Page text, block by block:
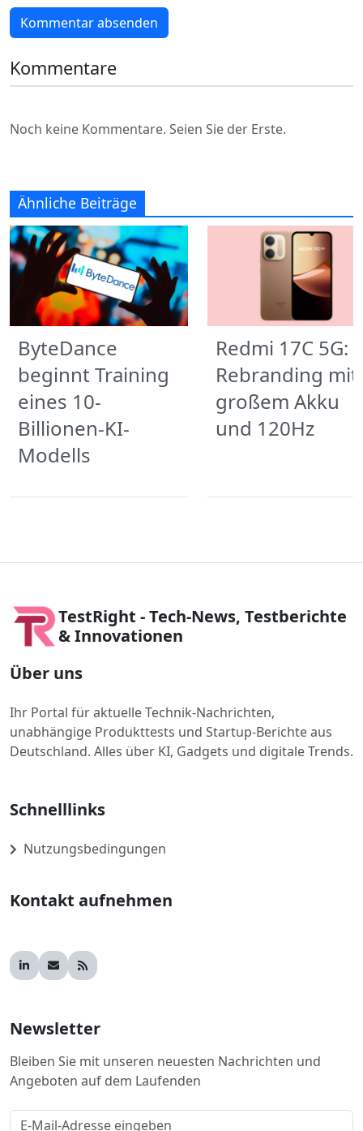
Kommentar absenden
Kommentare
Noch keine Kommentare. Seien Sie der Erste.
Ähnliche Beiträge
ByteDance
beginnt Training
eines 10-
Billionen-KI-
Modells
Redmi 17C 5G:
Rebranding mit
großem Akku
und 120Hz
TestRight - Tech-News, Testberichte
& Innovationen
Über uns
Ihr Portal für aktuelle Technik-Nachrichten,
unabhängige Produkttests und Startup-Berichte aus
Deutschland. Alles über KI, Gadgets und digitale Trends.
Schnelllinks
Nutzungsbedingungen
Kontakt aufnehmen
Newsletter
Bleiben Sie mit unseren neuesten Nachrichten und
Angeboten auf dem Laufenden